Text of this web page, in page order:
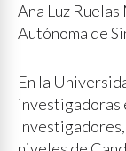
Ana Luz
Autónoma de
En la
investigadoras